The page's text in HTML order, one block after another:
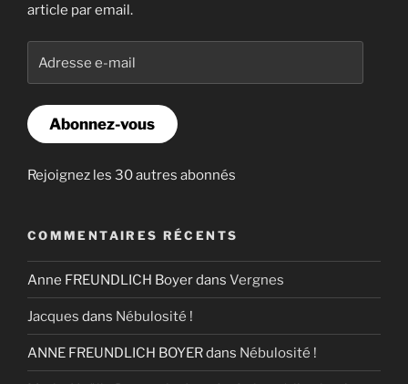
article par email.
e-
Abonnez-vous
Rejoignez les 30 autres abonnés
COMMENTAIRES RÉCENTS
Anne FREUNDLICH Boyerdans Vergnes
Jacques dans Nébulosité !
ANNE FREUNDLICH BOYERdans Nébulosité !